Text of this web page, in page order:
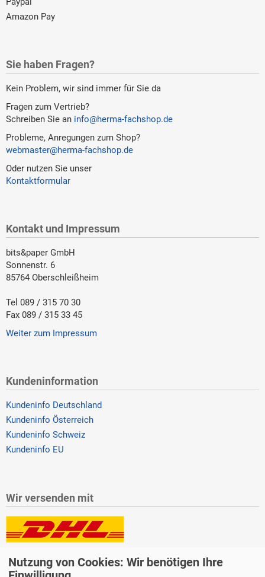
Amazon Pay
Sie haben Fragen?
Kein Problem, wir sind immer für Sie da
Fragen zum Vertrieb?
Schreiben Sie an info@herma-fachshop.de
Probleme, Anregungen zum Shop?
webmaster@herma-fachshop.de
Oder nutzen Sie unser
Kontaktformular
Kontakt und Impressum
bits&paper GmbH
Sonnenstr. 6
85764 Oberschleißheim
Tel 089 / 315 70 30
Fax 089 / 315 33 45
Weiter zum Impressum
Kundeninformation
Kundeninfo Deutschland
Kundeninfo Österreich
Kundeninfo Schweiz
Kundeninfo EU
Wir versenden mit
Samstagszustellung
Nutzung von Cookies: Wir benötigen Ihre